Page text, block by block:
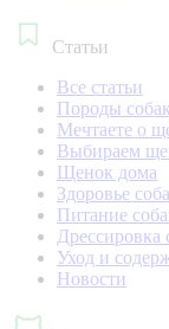
Статьи
Все статьи
Породы собак
Мечтаете о
Выбираем
Щенок дома
Здоровье
Питание
Дрессировка
Уход и
Новости